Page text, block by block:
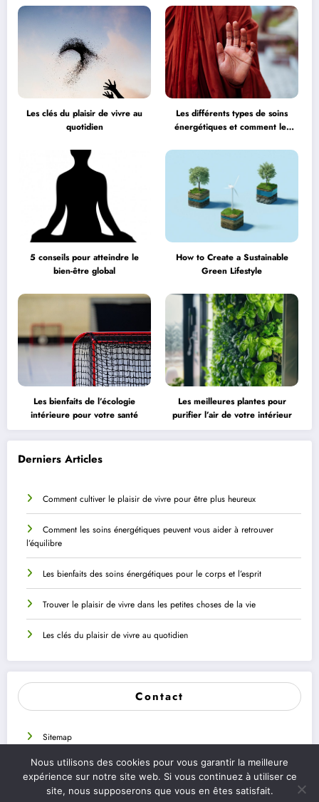
Les clés du plaisir de vivre au
quotidien
Les différents types de soins
énergétiques et comment les
5 conseils pour atteindre le
bien-être global
How to Create a Sustainable
Green Lifestyle
Les bienfaits de l’écologie
intérieure pour votre santé
Les meilleures plantes pour
purifier l’air de votre intérieur
Derniers Articles
Comment cultiver le plaisir de vivre pour être plus heureux
Comment les soins énergétiques peuvent vous aider à retrouver
l’équilibre
Les bienfaits des soins énergétiques pour le corps et l’esprit
Trouver le plaisir de vivre dans les petites choses de la vie
Les clés du plaisir de vivre au quotidien
Contact
Sitemap
Contactez nous
Mentions légales
Nous utilisons des cookies pour vous garantir la meilleure
expérience sur notre site web. Si vous continuez à utiliser ce
site, nous supposerons que vous en êtes satisfait.